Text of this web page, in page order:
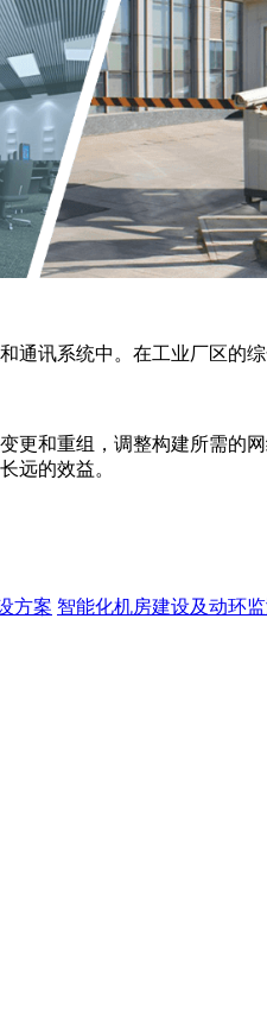
讯系统中。在工业厂区的
和重组，调整构建所需的
远的效益。
方案 智能化机房建设及动环监